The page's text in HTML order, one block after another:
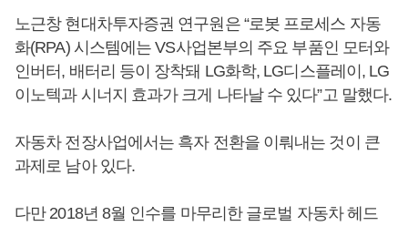
노근창 현대차투자증권 연구원은 “로봇 프로세스 자동
화(RPA) 시스템에는 VS사업본부의 주요 부품인 모터와
인버터, 배터리 등이 장착돼 LG화학, LG디스플레이, LG
이노텍과 시너지 효과가 크게 나타날 수 있다”고 말했다.
자동차 전장사업에서는 흑자 전환을 이뤄내는 것이 큰
과제로 남아 있다.
다만 2018년 8월 인수를 마무리한 글로벌 자동차 헤드